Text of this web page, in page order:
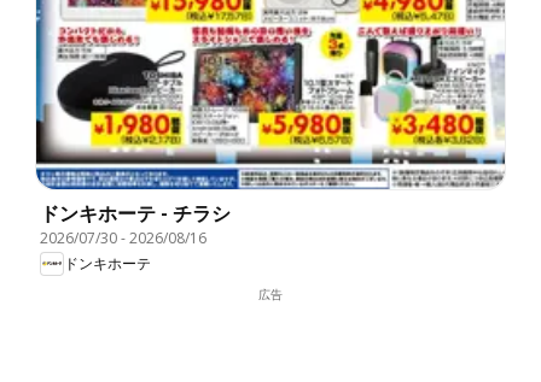
ドンキホーテ - チラシ
2026/07/30-2026/08/16
ドンキホーテ
広告